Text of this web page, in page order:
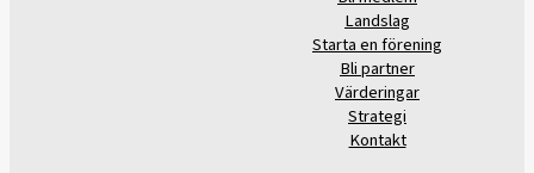
Landslag
Starta en förening
Bli partner
Värderingar
Strategi
Kontakt